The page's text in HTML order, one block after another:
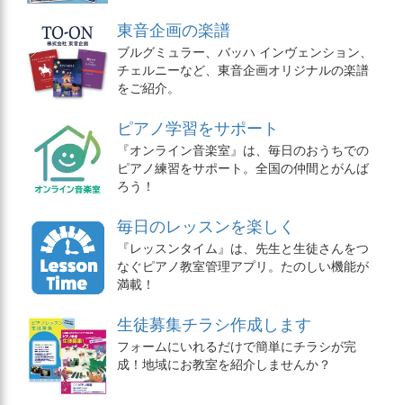
東音企画の楽譜
ブルグミュラー、バッハ インヴェンション、
チェルニーなど、東音企画オリジナルの楽譜
をご紹介。
ピアノ学習をサポート
『オンライン音楽室』は、毎日のおうちでの
ピアノ練習をサポート。全国の仲間とがんば
ろう！
毎日のレッスンを楽しく
『レッスンタイム』は、先生と生徒さんをつ
なぐピアノ教室管理アプリ。たのしい機能が
満載！
生徒募集チラシ作成します
フォームにいれるだけで簡単にチラシが完
成！地域にお教室を紹介しませんか？